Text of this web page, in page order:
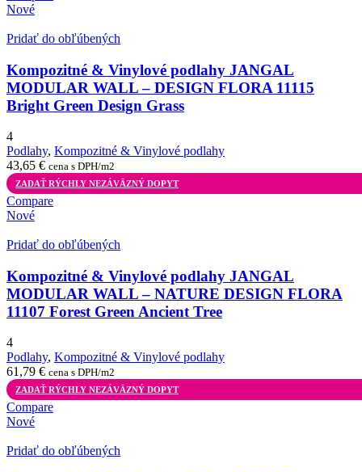
Nové
Pridať do obľúbených
Kompozitné & Vinylové podlahy JANGAL
MODULAR WALL – DESIGN FLORA 11115
Bright Green Design Grass
4
Podlahy, Kompozitné & Vinylové podlahy
43,65 € cena s DPH/m2
ZADAŤ RÝCHLY NEZÁVÄZNÝ DOPYT
Compare
Nové
Pridať do obľúbených
Kompozitné & Vinylové podlahy JANGAL
MODULAR WALL – NATURE DESIGN FLORA
11107 Forest Green Ancient Tree
4
Podlahy, Kompozitné & Vinylové podlahy
61,79 € cena s DPH/m2
ZADAŤ RÝCHLY NEZÁVÄZNÝ DOPYT
Compare
Nové
Pridať do obľúbených